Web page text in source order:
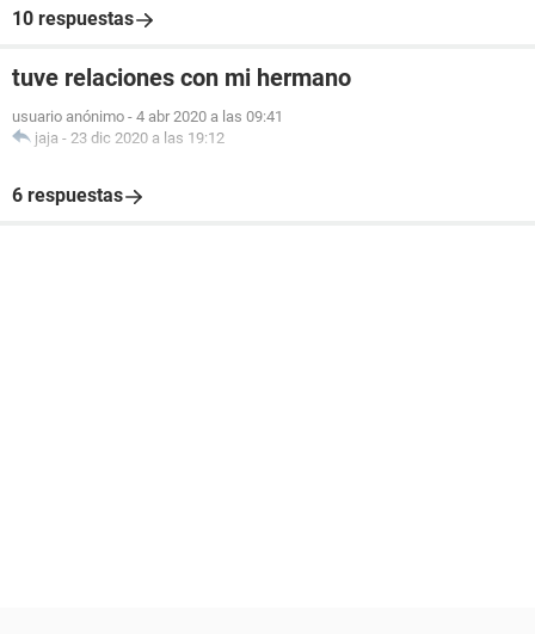
10 respuestas
tuve relaciones con mi hermano
usuario anónimo - 4 abr 2020 a las 09:41
jaja - 23 dic 2020 a las 19:12
6 respuestas